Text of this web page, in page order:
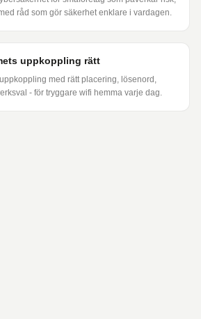
råd som gör säkerhet enklare i vardagen.
uppkoppling rätt
med rätt placering, lösenord,
- för tryggare wifi hemma varje dag.